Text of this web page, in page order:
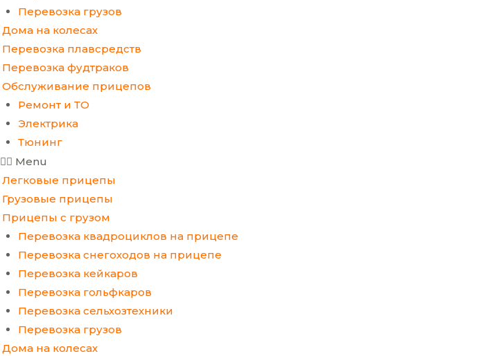
Перевозка грузов
Дома на колесах
Перевозка плавсредств
Перевозка фудтраков
Обслуживание прицепов
Ремонт и ТО
Электрика
Тюнинг
Menu
Легковые прицепы
Грузовые прицепы
Прицепы с грузом
Перевозка квадроциклов на прицепе
Перевозка снегоходов на прицепе
Перевозка кейкаров
Перевозка гольфкаров
Перевозка сельхозтехники
Перевозка грузов
Дома на колесах